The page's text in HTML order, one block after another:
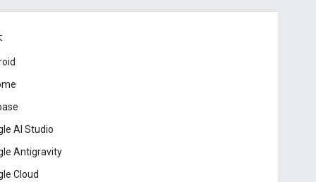
AI Studio
Antigravity
Cloud